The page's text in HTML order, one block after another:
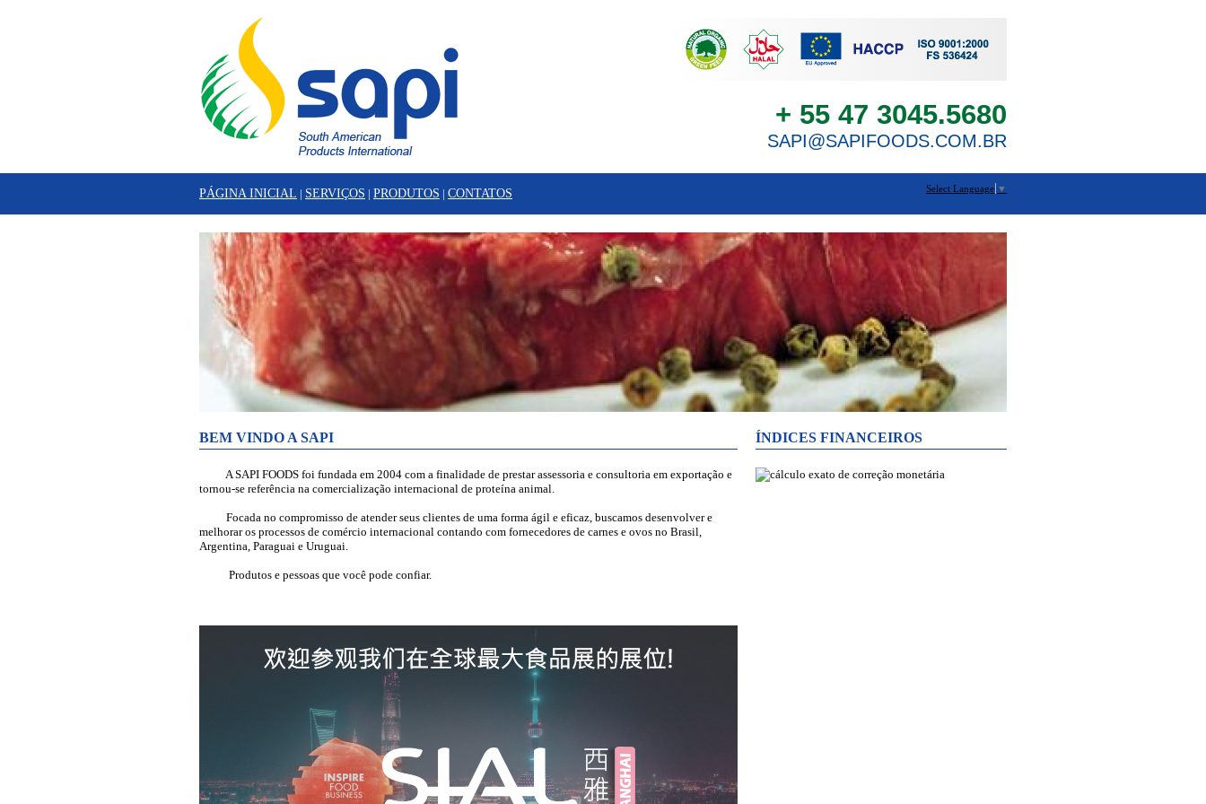
+ 55 47 3045.5680
SAPI@SAPIFOODS.COM.BR
PÁGINA INICIAL | SERVIÇOS | PRODUTOS | CONTATOS Select Language ▼
BEM VINDO A SAPI
A SAPI FOODS foi fundada em 2004 com a finalidade de prestar assessoria e consultoria em exportação e
tornou-se referência na comercialização internacional de proteína animal.
Focada no compromisso de atender seus clientes de uma forma ágil e eficaz, buscamos desenvolver e
melhorar os processos de comércio internacional contando com fornecedores de carnes e ovos no Brasil,
Argentina, Paraguai e Uruguai.
Produtos e pessoas que você pode confiar.
ÍNDICES FINANCEIROS